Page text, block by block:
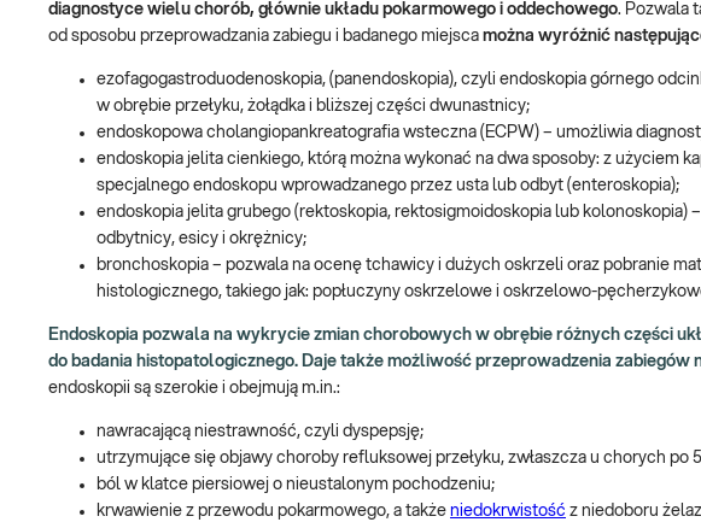
diagnostyce wielu chorób, głównie układu pokarmowego i oddechowego. Pozwala
od sposobu przeprowadzania zabiegu i badanego miejsca można wyróżnić
ezofagogastroduodenoskopia, (panendoskopia), czyli endoskopia górnego
w obrębie przełyku, żołądka i bliższej części dwunastnicy;
endoskopowa cholangiopankreatografia wsteczna (ECPW) – umożliwia
endoskopia jelita cienkiego, którą można wykonać na dwa sposoby: z użyciem
specjalnego endoskopu wprowadzanego przez usta lub odbyt (enteroskopia);
endoskopia jelita grubego (rektoskopia, rektosigmoidoskopia lub
odbytnicy, esicy i okrężnicy;
bronchoskopia – pozwala na ocenę tchawicy i dużych oskrzeli oraz pobranie
histologicznego, takiego jak: popłuczyny oskrzelowe i oskrzelowo-
Endoskopia pozwala na wykrycie zmian chorobowych w obrębie różnych części
do badania histopatologicznego. Daje także możliwość przeprowadzenia zabiegów
endoskopii są szerokie i obejmują m.in.:
nawracającą niestrawność, czyli dyspepsję;
utrzymujące się objawy choroby refluksowej przełyku, zwłaszcza u chorych po
ból w klatce piersiowej o nieustalonym pochodzeniu;
krwawienie z przewodu pokarmowego, a także niedokrwistość z niedoboru